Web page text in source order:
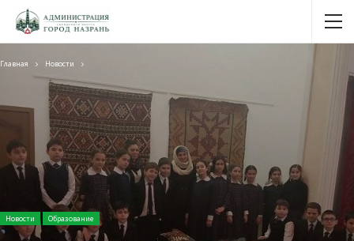
Главная Новости
Новости Образование